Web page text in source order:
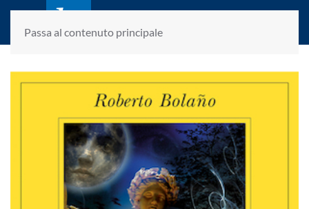
Passa al contenuto principale
laletteraturaenoi.it
fondato da Romano Luperini